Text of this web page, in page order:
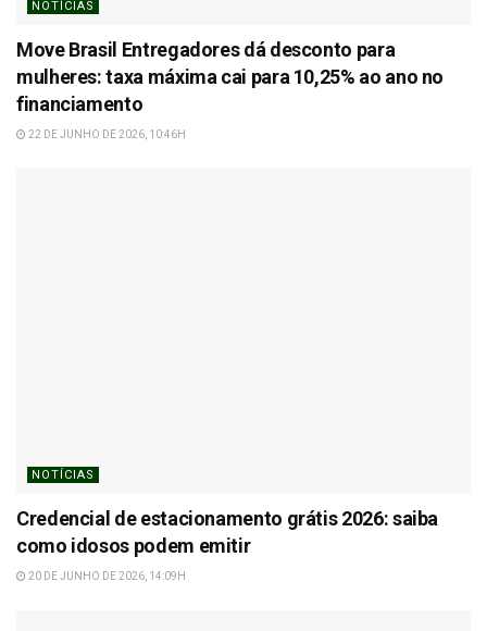
NOTÍCIAS
Move Brasil Entregadores dá desconto para
mulheres: taxa máxima cai para 10,25% ao ano no
financiamento
22 DE JUNHO DE 2026, 10:46H
NOTÍCIAS
Credencial de estacionamento grátis 2026: saiba
como idosos podem emitir
20 DE JUNHO DE 2026, 14:09H